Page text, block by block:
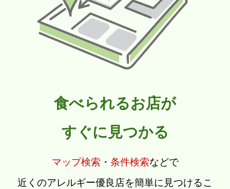
食べられるお店が
すぐに見つかる
マップ検索 ・ 条件検索などで
近くのアレルギー優良店を簡単に見つけるこ